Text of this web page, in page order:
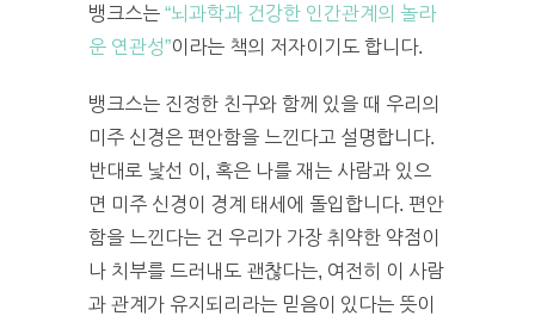
뱅크스는 “뇌과학과 건강한 인간관계의 놀라
운 연관성”이라는 책의 저자이기도 합니다.
뱅크스는 진정한 친구와 함께 있을 때 우리의
미주 신경은 편안함을 느낀다고 설명합니다.
반대로 낯선 이, 혹은 나를 재는 사람과 있으
면 미주 신경이 경계 태세에 돌입합니다. 편안
함을 느낀다는 건 우리가 가장 취약한 약점이
나 치부를 드러내도 괜찮다는, 여전히 이 사람
과 관계가 유지되리라는 믿음이 있다는 뜻이